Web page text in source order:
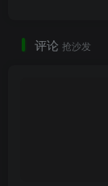
评论 抢沙发